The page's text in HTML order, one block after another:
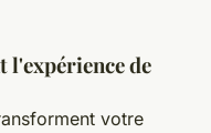
l'expérience de
votre